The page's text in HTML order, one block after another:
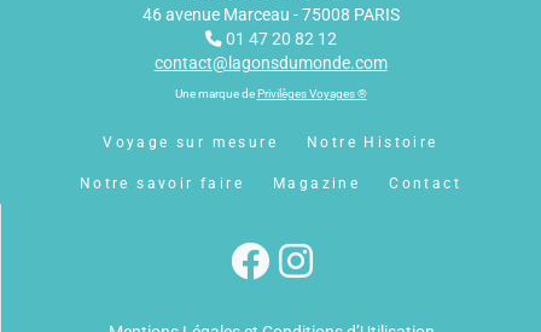
46 avenue Marceau - 75008 PARIS
01 47 20 82 12
contact@lagonsdumonde.com
Une marque dePrivilèges Voyages ®
Voyage sur mesure Notre Histoire
Notre savoir faire Magazine Contact